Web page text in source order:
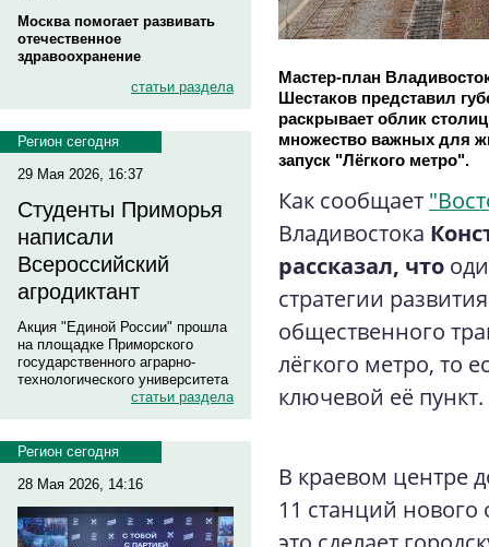
Москва помогает развивать
отечественное
здравоохранение
статьи раздела
Регион сегодня
29 Мая 2026, 16:37
Студенты Приморья
написали
Всероссийский
агродиктант
Акция "Единой России" прошла
на площадке Приморского
государственного аграрно-
технологического университета
статьи раздела
Регион сегодня
28 Мая 2026, 14:16
Мастер-план
Шестаков представил
раскрывает облик
множество важных для
запуск "Лёгкого метро".
Как сообщает
Владивостока
рассказал, что
стратегии
общественного
лёгкого метро, то
ключевой её пункт.
В краевом центре
11 станций нового